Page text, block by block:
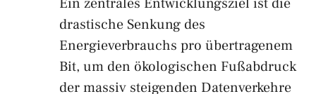
drastische Senkung des
Energieverbrauchs pro übertragenem
Bit, um den ökologischen Fußabdruck
der massiv steigenden Datenverkehre